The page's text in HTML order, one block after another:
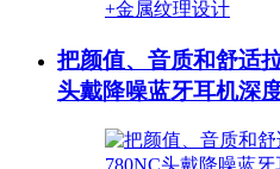
把颜值、音质和舒适
头戴降噪蓝牙耳机深